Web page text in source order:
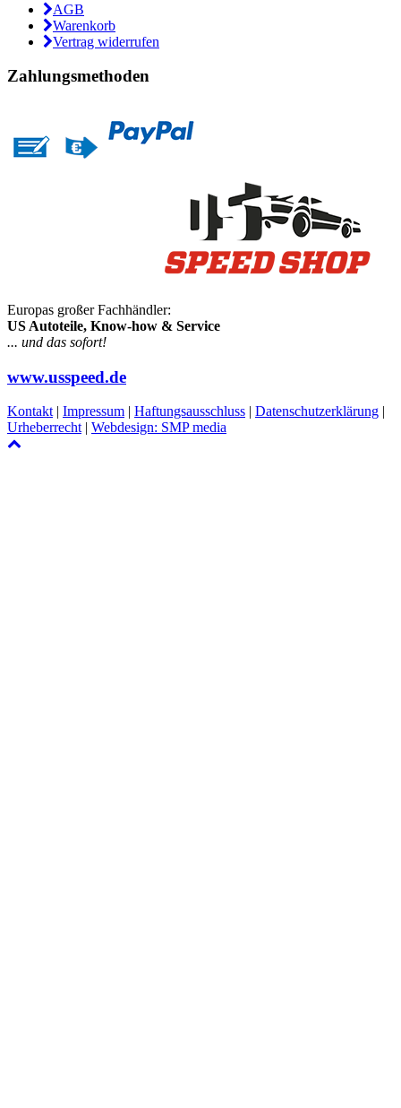
AGB
Warenkorb
Vertrag widerrufen
Zahlungsmethoden
Europas großer Fachhändler:
US Autoteile, Know-how & Service
... und das sofort!
www.usspeed.de
Kontakt| Impressum Haftungsausschluss Datenschutzerklärung
Urheberrecht| Webdesign: SMP media